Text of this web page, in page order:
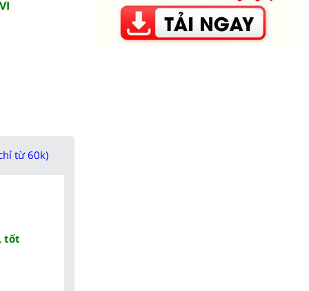
từ 60k)
tốt